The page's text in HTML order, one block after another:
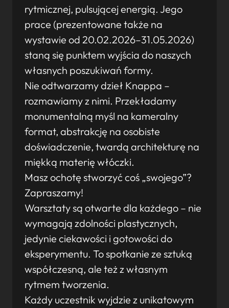
rytmicznej, pulsującej energią. Jego
prace (prezentowane także na
wystawie od 20.02.2026–31.05.2026)
staną się punktem wyjścia do naszych
własnych poszukiwań formy.
Nie odtwarzamy dzieł Knappa –
rozmawiamy z nimi. Przekładamy
monumentalną myśl na kameralny
format, abstrakcję na osobiste
doświadczenie, twardą architekturę na
miękką materię włóczki.
Masz ochotę stworzyć coś „swojego”?
Zapraszamy!
Warsztaty są otwarte dla każdego – nie
wymagają zdolności plastycznych,
jedynie ciekawości i gotowości do
eksperymentu. To spotkanie ze sztuką
współczesną, ale też z własnym
rytmem tworzenia.
Każdy uczestnik wyjdzie z unikatowym